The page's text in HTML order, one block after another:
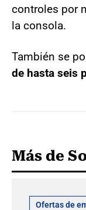
controles por
la consola.
También se
de hasta seis
Más de
Ofertas de